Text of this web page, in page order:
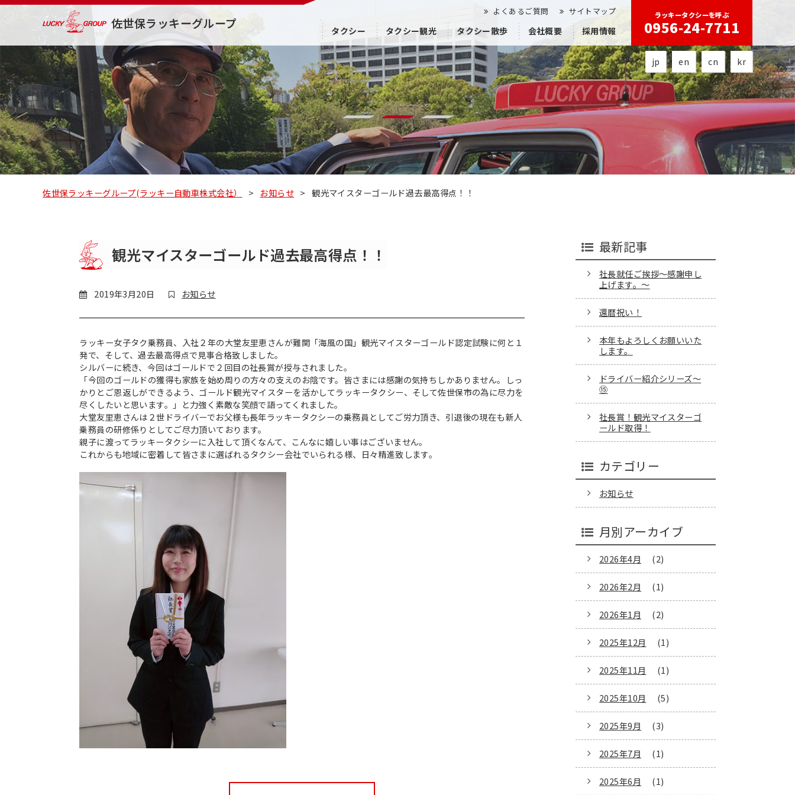
jp en cn kr
佐世保ラッキーグループ ラッキータクシーを呼ぶ
0956-24-7711
よくあるご質問 サイトマップ
タクシー タクシー観光 タクシー散歩 会社概要 採用情報
佐世保ラッキーグループ(ラッキー自動車株式会社） > お知らせ >観光マイスターゴールド過去最高得点！！
観光マイスターゴールド過去最高得点！！
2019年3月20日 お知らせ
ラッキー女子タク乗務員、入社２年の大堂友里恵さんが難関「海風の国」観光マイスターゴールド認定試験に何と１
発で、そして、過去最高得点で見事合格致しました。
シルバーに続き、今回はゴールドで２回目の社長賞が授与されました。
「今回のゴールドの獲得も家族を始め周りの方々の支えのお陰です。皆さまには感謝の気持ちしかありません。しっ
かりとご恩返しができるよう、ゴールド観光マイスターを活かしてラッキータクシー、そして佐世保市の為に尽力を
尽くしたいと思います。」と力強く素敵な笑顔で語ってくれました。
大堂友里恵さんは２世ドライバーでお父様も長年ラッキータクシーの乗務員としてご労力頂き、引退後の現在も新人
乗務員の研修係りとしてご尽力頂いております。
親子に渡ってラッキータクシーに入社して頂くなんて、こんなに嬉しい事はございません。
これからも地域に密着して皆さまに選ばれるタクシー会社でいられる様、日々精進致します。
最新記事
社長就任ご挨拶～感謝申し
上げます。～
還暦祝い！
本年もよろしくお願いいた
します。
ドライバー紹介シリーズ～
⑮
社長賞！観光マイスターゴ
ールド取得！
カテゴリー
お知らせ
月別アーカイブ
2026年4月 (2)
2026年2月 (1)
2026年1月 (2)
2025年12月 (1)
2025年11月 (1)
2025年10月 (5)
2025年9月 (3)
2025年7月 (1)
2025年6月 (1)